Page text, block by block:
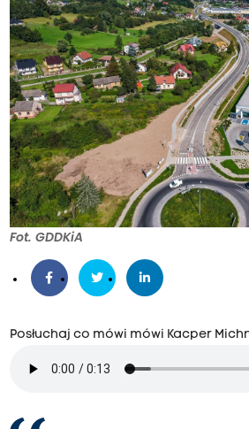
Fot. GDDKiA
Posłuchaj co mówi mówi Kacper